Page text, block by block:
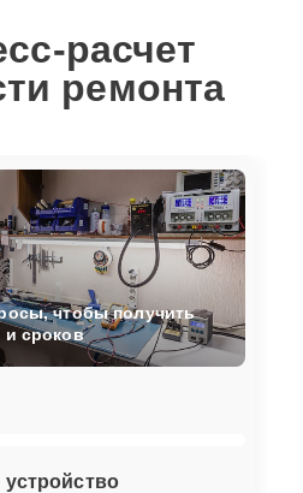
расчет
ремонта
чтобы получить
и сроков